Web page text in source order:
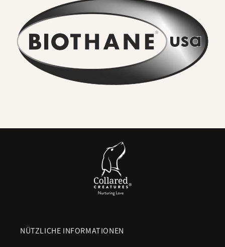
Was macht Biothane anders?
- Kein verweilender Geruch- Schlamm, Flusswasser und
alltägliche Abenteuer lassen sich direkt abwaschen.
Gerüche ziehen nicht ein.
In Sekundenschnelle abwaschbar
- Ein kurzes Ausspülen
Metallbeschläge sorgen dafür, dass Hunde auch bei
Komfortabel für jeden Tag- Flexibel bei Kälte, weich bei
Hitze und sanft zu empfindlichem Fell.
- UV-beständige Pigmente sorgen für
leuchtende Farbtöne und tiefes Schwarz.
Kurz gesagt:
NÜTZLICHE INFORMATIONEN